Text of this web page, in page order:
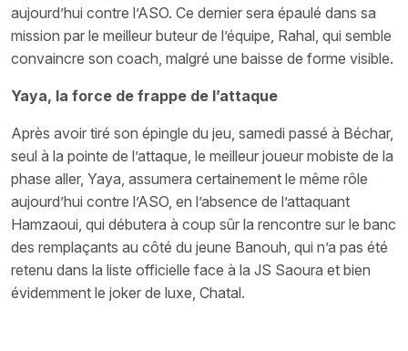
aujourd’hui contre l’ASO. Ce dernier sera épaulé dans sa
mission par le meilleur buteur de l’équipe, Rahal, qui semble
convaincre son coach, malgré une baisse de forme visible.
Yaya, la force de frappe de l’attaque
Après avoir tiré son épingle du jeu, samedi passé à Béchar,
seul à la pointe de l’attaque, le meilleur joueur mobiste de la
phase aller, Yaya, assumera certainement le même rôle
aujourd’hui contre l’ASO, en l’absence de l’attaquant
Hamzaoui, qui débutera à coup sûr la rencontre sur le banc
des remplaçants au côté du jeune Banouh, qui n’a pas été
retenu dans la liste officielle face à la JS Saoura et bien
évidemment le joker de luxe, Chatal.